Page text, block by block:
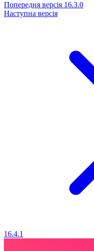
Попередня версія 16.3.0
Наступна версія
16.4.1